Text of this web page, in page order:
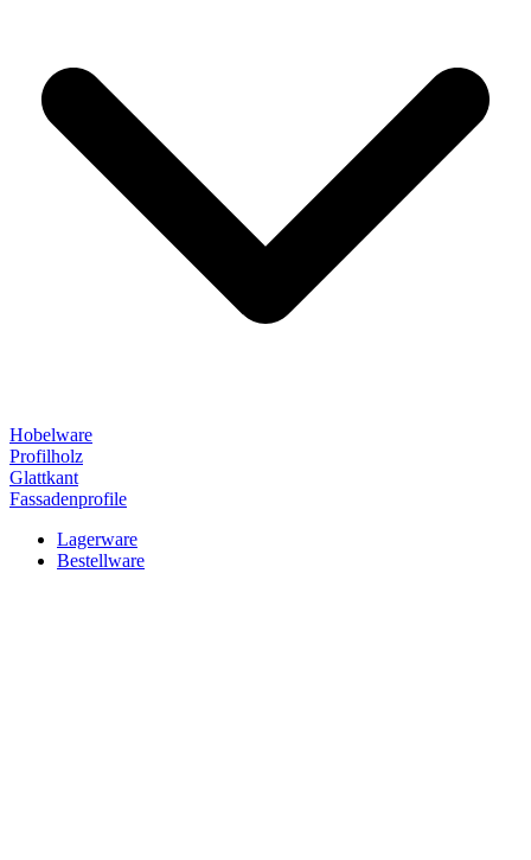
Hobelware
Profilholz
Glattkant
Fassadenprofile
Lagerware
Bestellware